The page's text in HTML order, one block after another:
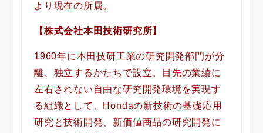
より現在の所属。
【株式会社本田技術研究所】
1960年に本田技研工業の研究開発部門が分
離、独立するかたちで設立。目先の業績に
左右されない自由な研究開発環境を実現す
る組織として、Hondaの新技術の基礎応用
研究と技術開発、新価値商品の研究開発に